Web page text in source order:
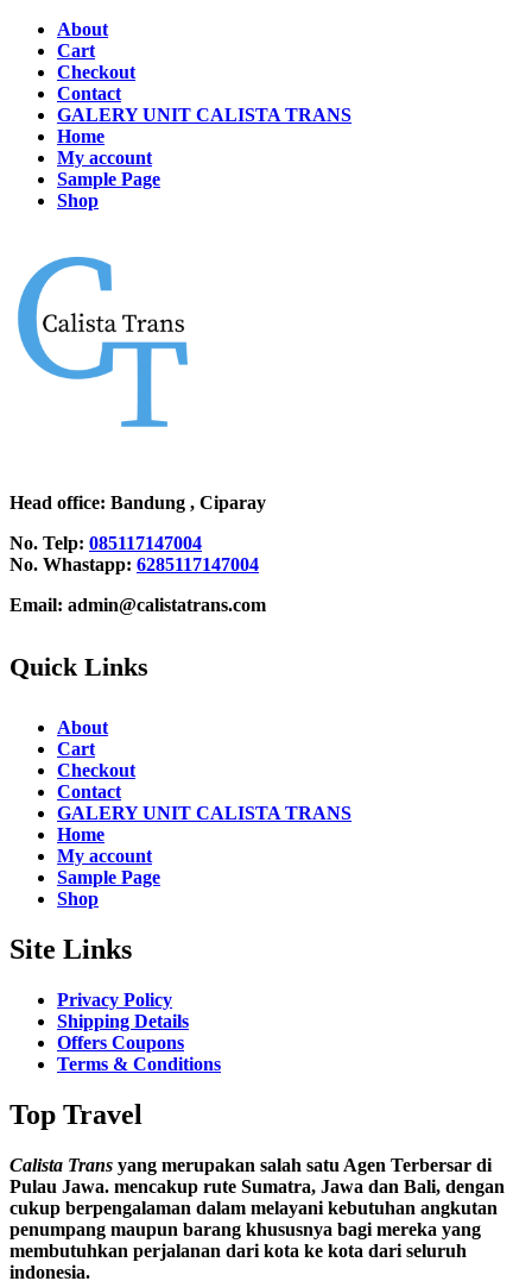
About
Cart
Checkout
Contact
GALERY UNIT CALISTA TRANS
Home
My account
Sample Page
Shop
Head office: Bandung , Ciparay
No. Telp: 085117147004
No. Whastapp: 6285117147004
Email: admin@calistatrans.com
Quick Links
About
Cart
Checkout
Contact
GALERY UNIT CALISTA TRANS
Home
My account
Sample Page
Shop
Site Links
Privacy Policy
Shipping Details
Offers Coupons
Terms & Conditions
Top Travel
Calista Trans yang merupakan salah satu Agen Terbersar di
Pulau Jawa. mencakup rute Sumatra, Jawa dan Bali, dengan
cukup berpengalaman dalam melayani kebutuhan angkutan
penumpang maupun barang khususnya bagi mereka yang
membutuhkan perjalanan dari kota ke kota dari seluruh
indonesia.